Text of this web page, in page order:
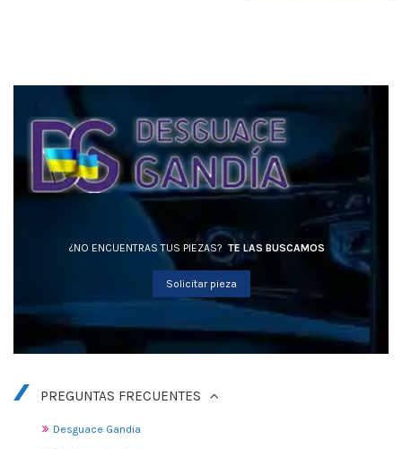
¿NO ENCUENTRAS TUS PIEZAS? TE LAS BUSCAMOS
Solicitar pieza
PREGUNTAS FRECUENTES
Desguace Gandia